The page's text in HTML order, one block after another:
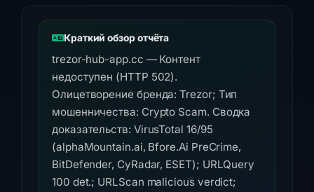
Краткий обзор отчёта
trezor-hub-app.cc — Контент
недоступен (HTTP 502).
Олицетворение бренда: Trezor; Тип
мошенничества: Crypto Scam. Сводка
доказательств: VirusTotal 16/95
(alphaMountain.ai, Bfore.Ai PreCrime,
BitDefender, CyRadar, ESET); URLQuery
100 det.; URLScan malicious verdict;